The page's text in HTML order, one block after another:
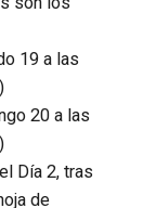
19 a las
20 a las
Día 2, tras
de